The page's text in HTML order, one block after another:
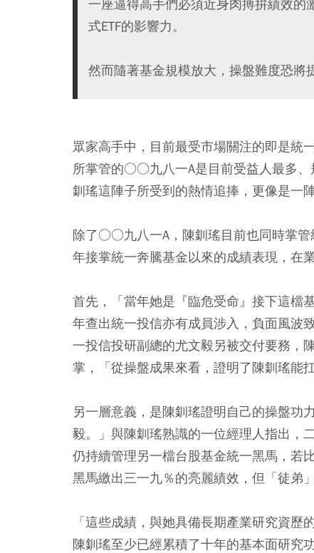
一座逼得高手們必須近身肉搏拚績效
式ETF的影響力。
然而隨著基金規模放大，操盤難度恐將
眾家高手中，目前最受市場關注的即是統
所掌管的○○九八一A是目前受益人最多、
釧瑤這陣子所受到的熱情追捧，更像是一
除了○○九八一A，陳釧瑤目前也同時掌管
年接掌統一奔騰基金以來的成績表現，在
首先，「當年她是『臨危受命』接下這
年查出統一投信亦有成員涉入，負面風波
一投信投研副總的尤文毅另被交付要務，
掌，「從操盤成果來看，證明了陳釧瑤能
另一層意義，是陳釧瑤證明自己的操盤功
毅。」與陳釧瑤熟識的一位經理人指出，
仍持續管理另一檔台股基金統一黑馬，若
黑馬繳出三一九％的亮麗績效，但「徒弟
「這些成績，與她具備長期產業研究資歷
陳釧瑤至少已經累積了十年的基本面研究功